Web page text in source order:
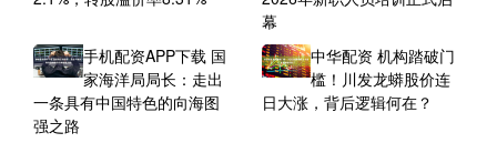
幕
手机配资APP下载 国
家海洋局局长：走出
一条具有中国特色的向海图
强之路
中华配资 机构踏破门
槛！川发龙蟒股价连
日大涨，背后逻辑何在？